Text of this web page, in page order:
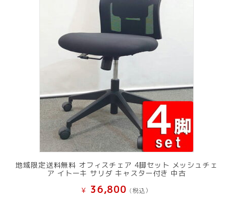
地域限定送料無料 オフィスチェア 4脚セット メッシュチェ
ア イトーキ サリダ キャスター付き 中古
¥ 36,800 (税込）